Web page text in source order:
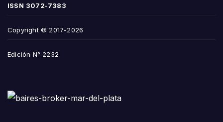
ISSN 3072-7383
Copyright © 2017-2026
Edición N° 2232